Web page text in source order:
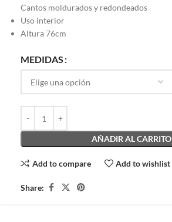
Cantos moldurados y redondeados
Uso interior
Altura 76cm
MEDIDAS
AÑADIR AL CARRITO
Add to compare Add to wishlist
Share: